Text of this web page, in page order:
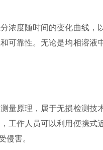
度随时间的变化曲线，
靠性。无论是均相溶
原理，属于无损检测技
作人员可以利用便携
侵害。